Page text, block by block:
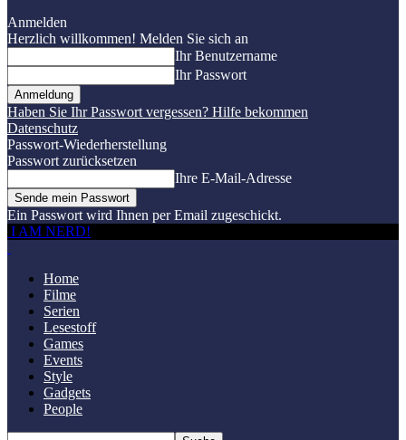
Anmelden
Herzlich willkommen! Melden Sie sich an
Ihr Benutzername
Ihr Passwort
Haben Sie Ihr Passwort vergessen? Hilfe bekommen
Datenschutz
Passwort-Wiederherstellung
Passwort zurücksetzen
Ihre E-Mail-Adresse
Ein Passwort wird Ihnen per Email zugeschickt.
I AM NERD!
Home
Filme
Serien
Lesestoff
Games
Events
Style
Gadgets
People